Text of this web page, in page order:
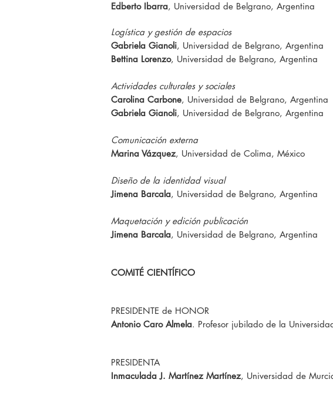
Edberto Ibarra, Universidad de Belgrano, Argentina
Logística y gestión de espacios
Gabriela Gianoli, Universidad de Belgrano, Argentina
Bettina Lorenzo, Universidad de Belgrano, Argentina
Actividades culturales y sociales
Carolina Carbone, Universidad de Belgrano, Argentina
Gabriela Gianoli, Universidad de Belgrano, Argentina
Comunicación externa
Marina Vázquez, Universidad de Colima, México
Diseño de la identidad visual
Jimena Barcala, Universidad de Belgrano, Argentina
Maquetación y edición publicación
Jimena Barcala, Universidad de Belgrano, Argentina
COMITÉ CIENTÍFICO
PRESIDENTE de HONOR
Antonio Caro Almela. Profesor jubilado de la
PRESIDENTA
Inmaculada J. Martínez Martínez, Universidad de